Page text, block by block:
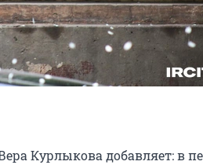
Курлыкова добавляет: в